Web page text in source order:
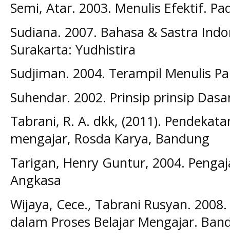
Semi, Atar. 2003. Menulis Efektif.
Sudiana. 2007. Bahasa & Sastra
Surakarta: Yudhistira
Sudjiman. 2004. Terampil Menulis
Suhendar. 2002. Prinsip prinsip
Tabrani, R. A. dkk, (2011).
mengajar, Rosda Karya, Bandung
Tarigan, Henry Guntur, 2004.
Angkasa
Wijaya, Cece., Tabrani Rusyan.
dalam Proses Belajar Mengajar.